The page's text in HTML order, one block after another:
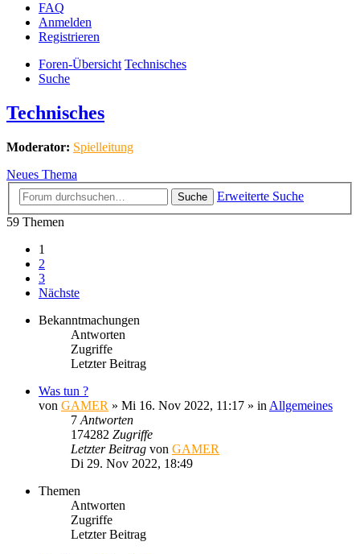
FAQ
Anmelden
Registrieren
Foren-Übersicht Technisches
Suche
Technisches
Moderator: Spielleitung
Neues Thema
Suche
Erweiterte Suche
59 Themen
1
2
3
Nächste
Bekanntmachungen
Antworten
Zugriffe
Letzter Beitrag
Was tun ?
von GAMER » Mi 16. Nov 2022, 11:17 » in Allgemeines
7 Antworten
174282 Zugriffe
Letzter Beitrag von GAMER
Di 29. Nov 2022, 18:49
Themen
Antworten
Zugriffe
Letzter Beitrag